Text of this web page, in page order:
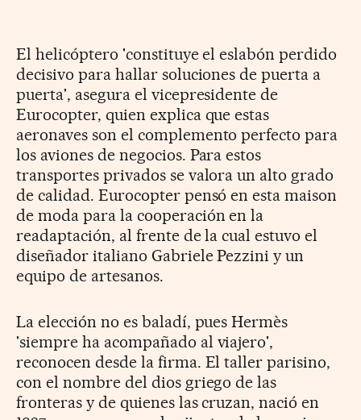
El helicóptero 'constituye el eslabón perdido
decisivo para hallar soluciones de puerta a
puerta', asegura el vicepresidente de
Eurocopter, quien explica que estas
aeronaves son el complemento perfecto para
los aviones de negocios. Para estos
transportes privados se valora un alto grado
de calidad. Eurocopter pensó en esta maison
de moda para la cooperación en la
readaptación, al frente de la cual estuvo el
diseñador italiano Gabriele Pezzini y un
equipo de artesanos.
La elección no es baladí, pues Hermès
'siempre ha acompañado al viajero',
reconocen desde la firma. El taller parisino,
con el nombre del dios griego de las
fronteras y de quienes las cruzan, nació en